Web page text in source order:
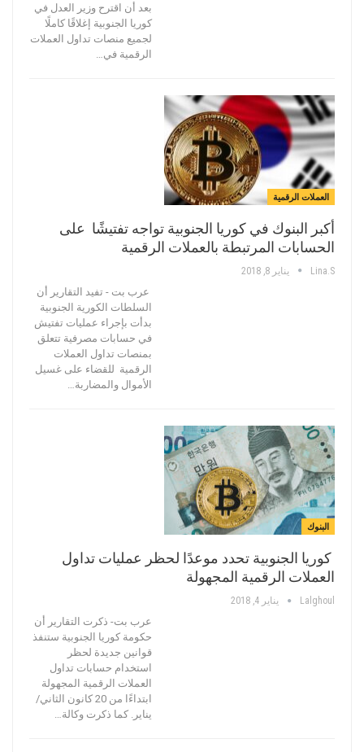
بعد أن اقترح وزير العدل في
كوريا الجنوبية إغلاقًا كاملًا
لجميع منصات تداول العملات
الرقمية في…
العملات الرقمية
أكبر البنوك في كوريا الجنوبية تواجه تفتيشًا على
الحسابات المرتبطة بالعملات الرقمية
Lina.s يناير 8, 2018
عرب بت - تفيد التقارير أن
السلطات الكورية الجنوبية
بدأت بإجراء عمليات تفتيش
في حسابات مصرفية تتعلق
بمنصات تداول العملات
الرقمية للقضاء على غسيل
الأموال والمضاربة…
البنوك
كوريا الجنوبية تحدد موعدًا لحظر عمليات تداول
العملات الرقمية المجهولة
Lalghoul يناير 4, 2018
عرب بت- ذكرت التقارير أن
حكومة كوريا الجنوبية ستنفذ
قوانين جديدة لحظر
استخدام حسابات تداول
العملات الرقمية المجهولة
ابتداءًا من 20 كانون الثاني/
يناير. كما ذكرت وكالة…